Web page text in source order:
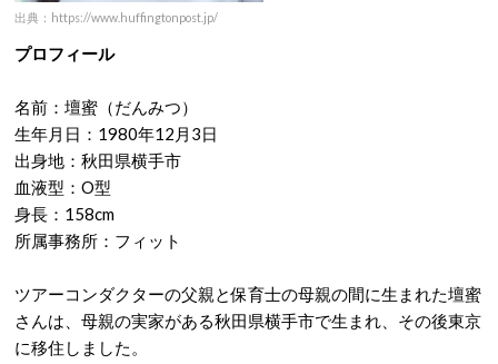
出典：https://www.huffingtonpost.jp/
プロフィール
名前：壇蜜（だんみつ）
生年月日：1980年12月3日
出身地：秋田県横手市
血液型：O型
身長：158cm
所属事務所：フィット
ツアーコンダクターの父親と保育士の母親の間に生まれた壇蜜
さんは、母親の実家がある秋田県横手市で生まれ、その後東京
に移住しました。